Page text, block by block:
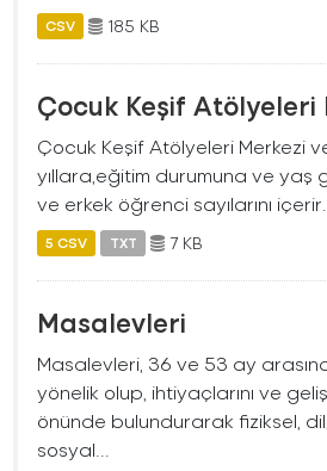
CSV 185 KB
Çocuk Keşif Atölyeleri
Çocuk Keşif Atölyeleri Merkezi
yıllara,eğitim durumuna ve yaş
ve erkek öğrenci sayılarını içerir.
5 CSV TXT 7 KB
Masalevleri
Masalevleri, 36 ve 53 ay
yönelik olup, ihtiyaçlarını ve
önünde bulundurarak fiziksel,
sosyal...